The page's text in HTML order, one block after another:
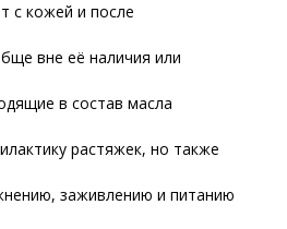
с кожей и после
вне её наличия или
в состав масла
растяжек, но также
заживлению и питанию